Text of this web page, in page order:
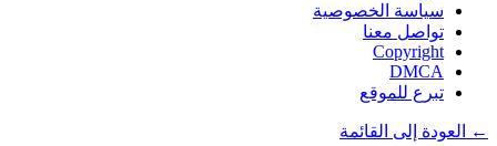
سياسة الخصوصية
تواصل معنا
Copyright
DMCA
تبرع للموقع
← العودة إلى القائمة